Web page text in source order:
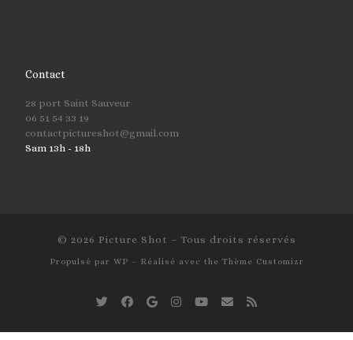
Contact
28 port Saint Sauveur
06 51 54 33 19
contactpictureshot@gmail.com
Sam 13h - 18h
© 2026 Picture Shot – Tous droits réservés
Propulsé par WP – Réalisé avec the Thème Customizr